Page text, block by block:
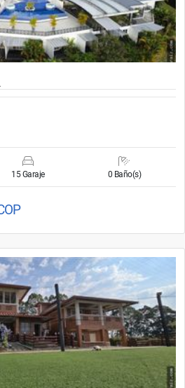
15 Garaje 0 Baño(s)